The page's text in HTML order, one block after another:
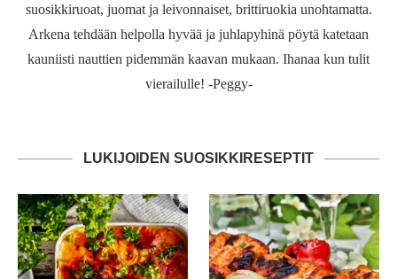
suosikkiruoat, juomat ja leivonnaiset, brittiruokia unohtamatta.
Arkena tehdään helpolla hyvää ja juhlapyhinä pöytä katetaan
kauniisti nauttien pidemmän kaavan mukaan. Ihanaa kun tulit
vierailulle! -Peggy-
LUKIJOIDEN SUOSIKKIRESEPTIT